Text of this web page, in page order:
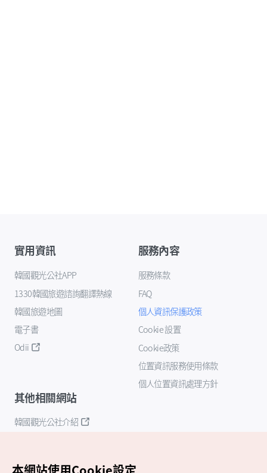
實用資訊
韓國觀光公社APP
1330韓國旅遊諮詢翻譯熱線
韓國旅遊地圖
電子書
Odii
服務內容
服務條款
FAQ
個人資訊保護政策
Cookie 設置
Cookie政策
位置資訊服務使用條款
個人位置資訊處理方針
其他相關網站
韓國觀光公社介紹